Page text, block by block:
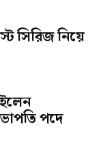
সিরিজ নিয়ে
পদে